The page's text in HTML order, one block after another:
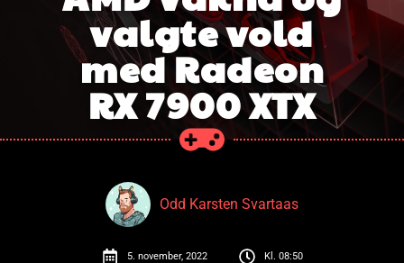
valgte vold
med Radeon
RX 7900 XTX
Odd Karsten Svartaas
5. november, 2022 Kl. 08:50